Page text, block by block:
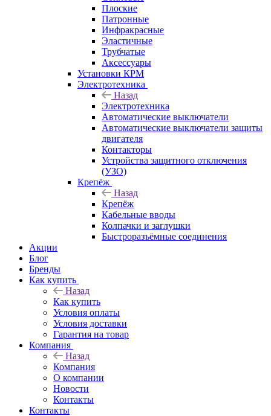
Плоские
Патронные
Инфракрасные
Эластичные
Трубчатые
Аксессуары
Установки КРМ
Электротехника
Назад
Электротехника
Автоматические выключатели
Автоматические выключатели защиты
двигателя
Контакторы
Устройства защитного отключения
(УЗО)
Крепёж
Назад
Крепёж
Кабельные вводы
Колпачки и заглушки
Быстроразъёмные соединения
Акции
Блог
Бренды
Как купить
Назад
Как купить
Условия оплаты
Условия доставки
Гарантия на товар
Компания
Назад
Компания
О компании
Новости
Контакты
Контакты